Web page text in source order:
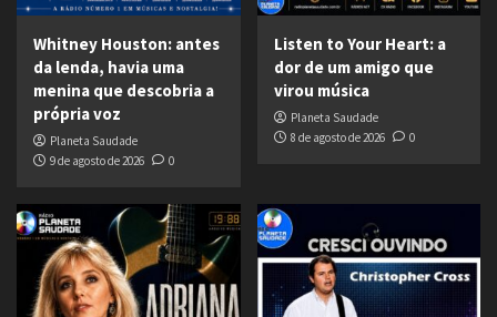
Whitney Houston: antes
da lenda, havia uma
menina que descobria a
própria voz
Planeta Saudade
9 de agosto de 2026
0
Listen to Your Heart: a
dor de um amigo que
virou música
Planeta Saudade
8 de agosto de 2026
0